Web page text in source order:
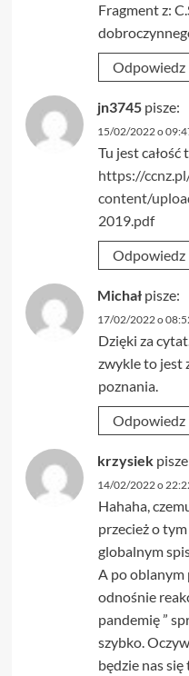
Fragment z:
Odpowiedz
jn3745 pisze:
15/02/2022 o
Tu jest
https://
content/
2019.pdf
Odpowiedz
Michał pisze:
17/02/2022 o
Dzięki za
zwykle to jest
poznania.
Odpowiedz
krzysiek
14/02/2022 o
Hahaha,
przecież o
globalnym
A po oblanym
odnośnie
pandemię ”
szybko.
będzie nas